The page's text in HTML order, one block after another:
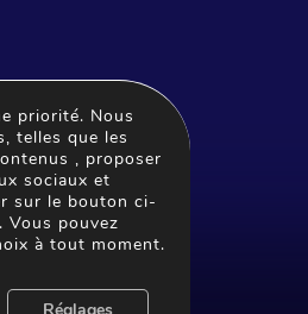
priorité. Nous
telles que les
, proposer
sociaux et
sur le bouton ci-
pouvez
à tout moment.